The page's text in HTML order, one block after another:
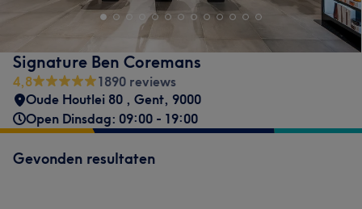
Signature Ben Coremans
4,8
1890 reviews
Oude Houtlei 80 , Gent, 9000
Open Dinsdag: 09:00 - 19:00
Gevonden resultaten